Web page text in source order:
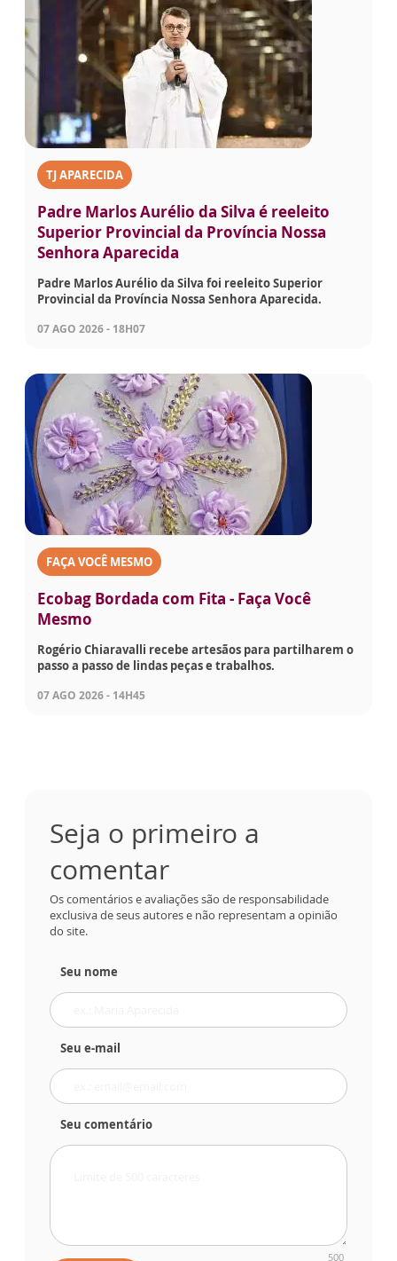
TJ APARECIDA
Padre Marlos Aurélio da Silva é reeleito
Superior Provincial da Província Nossa
Senhora Aparecida
Padre Marlos Aurélio da Silva foi reeleito Superior
Provincial da Província Nossa Senhora Aparecida.
07 AGO 2026 - 18H07
FAÇA VOCÊ MESMO
Ecobag Bordada com Fita - Faça Você
Mesmo
Rogério Chiaravalli recebe artesãos para partilharem o
passo a passo de lindas peças e trabalhos.
07 AGO 2026 - 14H45
Seja o primeiro a
comentar
Os comentários e avaliações são de responsabilidade
exclusiva de seus autores e não representam a opinião
do site.
Seu nome
Seu e-mail
Seu comentário
500